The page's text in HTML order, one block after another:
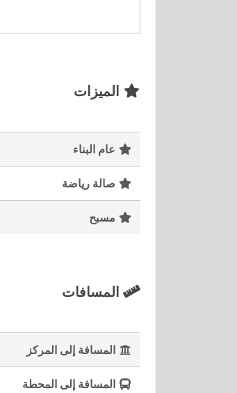
الميزات
عام البناء
صالة رياضة
مسبح
المسافات
المسافة إلى المركز
المسافة إلى المحطة